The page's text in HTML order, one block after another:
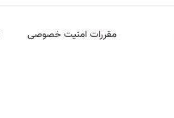
مقررات امنیت خصوصی